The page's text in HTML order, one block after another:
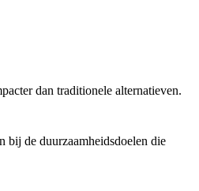
dan traditionele alternatieven.
bij de duurzaamheidsdoelen die